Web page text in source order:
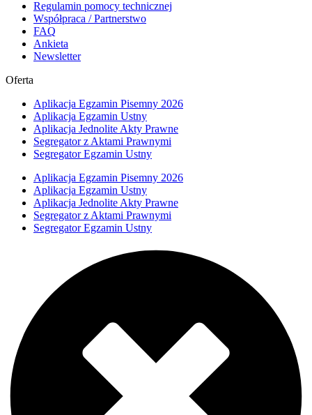
Regulamin pomocy technicznej
Współpraca / Partnerstwo
FAQ
Ankieta
Newsletter
Oferta
Aplikacja Egzamin Pisemny 2026
Aplikacja Egzamin Ustny
Aplikacja Jednolite Akty Prawne
Segregator z Aktami Prawnymi
Segregator Egzamin Ustny
Aplikacja Egzamin Pisemny 2026
Aplikacja Egzamin Ustny
Aplikacja Jednolite Akty Prawne
Segregator z Aktami Prawnymi
Segregator Egzamin Ustny